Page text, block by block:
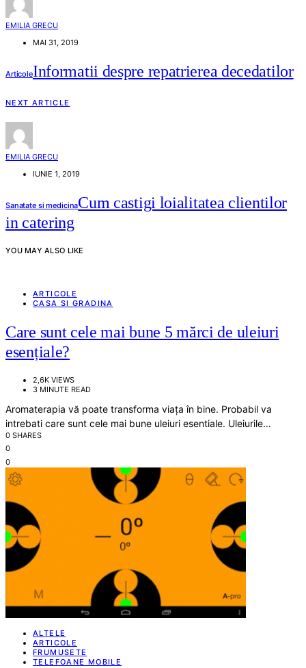
EMILIA GRECU
MAI 31, 2019
ArticoleInformatii despre repatrierea decedatilor
NEXT ARTICLE
EMILIA GRECU
IUNIE 1, 2019
Sanatate si medicinaCum castigi loialitatea clientilor
in catering
YOU MAY ALSO LIKE
ARTICOLE
CASA SI GRADINA
Care sunt cele mai bune 5 mărci de uleiuri
esențiale?
2,6K VIEWS
3 MINUTE READ
Aromaterapia vă poate transforma viața în bine. Probabil va
intrebati care sunt cele mai bune uleiuri esentiale. Uleiurile…
0 SHARES
0
0
ALTELE
ARTICOLE
FRUMUSETE
TELEFOANE MOBILE